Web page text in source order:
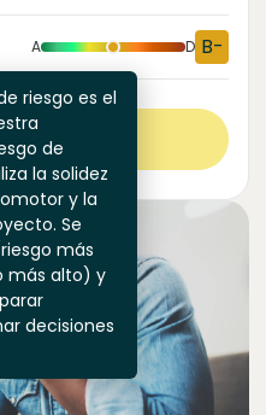
riesgo es el
de
la solidez
y la
Se
más
más alto) y
decisiones
A D B-